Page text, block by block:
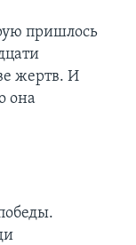
пришлось
жертв. И
она